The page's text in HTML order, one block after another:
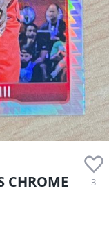
CHROME
3